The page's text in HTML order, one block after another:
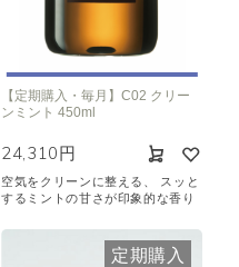
【定期購入・毎月】C02 クリー
ンミント 450ml
24,310円
空気をクリーンに整える、 スッと
するミントの甘さが印象的な香り
定期購入